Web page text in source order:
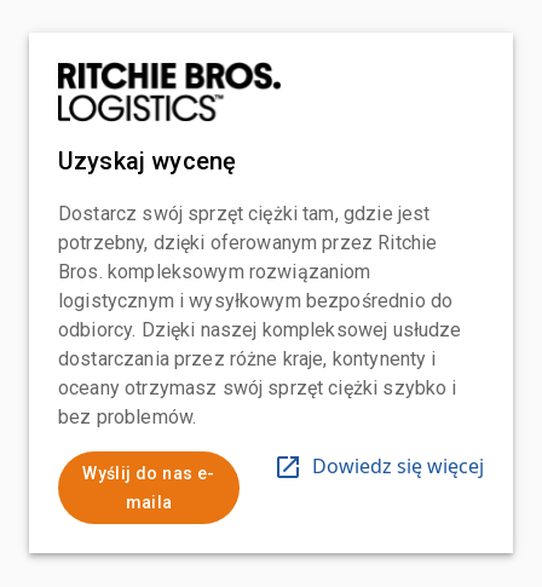
Uzyskaj wycenę
Dostarcz swój sprzęt ciężki tam, gdzie jest
potrzebny, dzięki oferowanym przez Ritchie
Bros. kompleksowym rozwiązaniom
logistycznym i wysyłkowym bezpośrednio do
odbiorcy. Dzięki naszej kompleksowej usłudze
dostarczania przez różne kraje, kontynenty i
oceany otrzymasz swój sprzęt ciężki szybko i
bez problemów.
Wyślij do nas e-
maila
Dowiedz się więcej